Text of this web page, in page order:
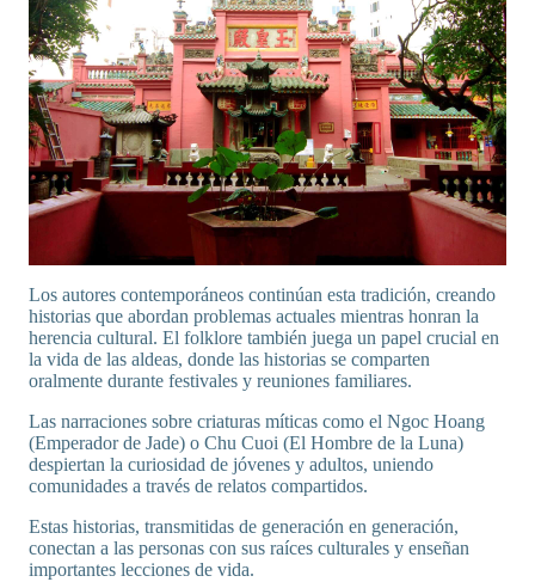
Los autores contemporáneos continúan esta tradición, creando
historias que abordan problemas actuales mientras honran la
herencia cultural. El folklore también juega un papel crucial en
la vida de las aldeas, donde las historias se comparten
oralmente durante festivales y reuniones familiares.
Las narraciones sobre criaturas míticas como el Ngoc Hoang
(Emperador de Jade) o Chu Cuoi (El Hombre de la Luna)
despiertan la curiosidad de jóvenes y adultos, uniendo
comunidades a través de relatos compartidos.
Estas historias, transmitidas de generación en generación,
conectan a las personas con sus raíces culturales y enseñan
importantes lecciones de vida.